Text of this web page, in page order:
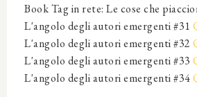
Book Tag in rete: Le cose che
L'angolo degli autori emergenti #31
L'angolo degli autori emergenti #32
L'angolo degli autori emergenti #33
L'angolo degli autori emergenti #34